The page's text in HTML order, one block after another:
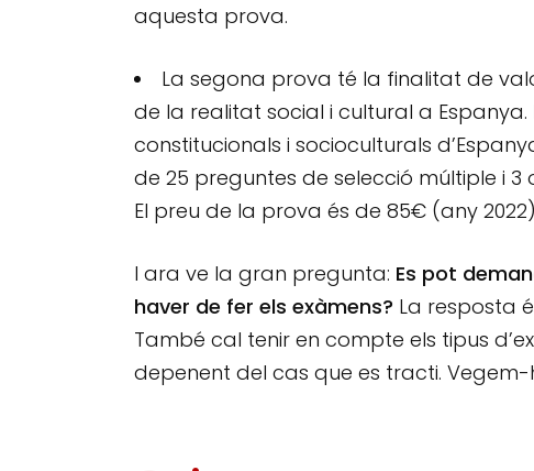
aquesta prova.
La segona prova té la finalitat de
de la realitat social i cultural a
constitucionals i socioculturals
de 25 preguntes de selecció múltiple i
El preu de la prova és de 85€ (any
I ara ve la gran pregunta: Es pot
haver de fer els exàmens? La resposta
També cal tenir en compte els tipus
depenent del cas que es tracti. Vegem-